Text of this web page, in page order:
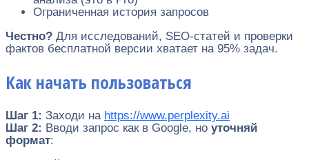
Ограниченная история запросов
Честно? Для исследований, SEO-статей и проверки
фактов бесплатной версии хватает на 95% задач.
Как начать пользоваться
Шаг 1: Заходи на https://www.perplexity.ai
Шаг 2: Вводи запрос как в Google, но уточняй
формат: